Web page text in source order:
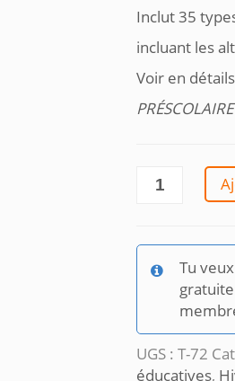
Inclut 35
incluant les
Voir en
PRÉSCOLAIRE
quantité
d'hiver
divers Tu
UGS : T-72
éducatives,